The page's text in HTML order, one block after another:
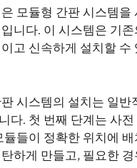
모듈형 간판 시스템을
니다. 이 시스템은 기
고 신속하게 설치할 수
시스템의 설치는 일반
다. 첫 번째 단계는 사
듈들이 정확한 위치에
하게 만들고, 필요한